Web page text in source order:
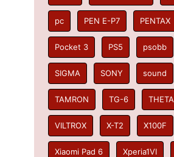
pc PEN E-P7 PENTAX
Pocket 3 PS5 psobb
SIGMA SONY sound
TAMRON TG-6 THETA
VILTROX X-T2 X100F
Xiaomi Pad 6 Xperia1VI